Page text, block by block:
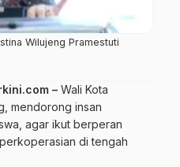
Wilujeng Pramestuti
– Wali Kota
mendorong insan
agar ikut berperan
di tengah